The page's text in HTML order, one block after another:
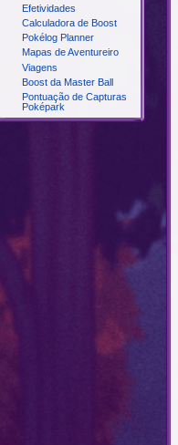
Efetividades
Calculadora de Boost
Pokélog Planner
Mapas de Aventureiro
Viagens
Boost da Master Ball
Pontuação de Capturas
Poképark